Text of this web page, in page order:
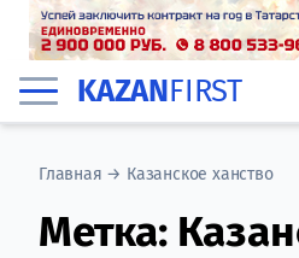
KAZANFIRST
Главная → Казанское ханство
Метка: